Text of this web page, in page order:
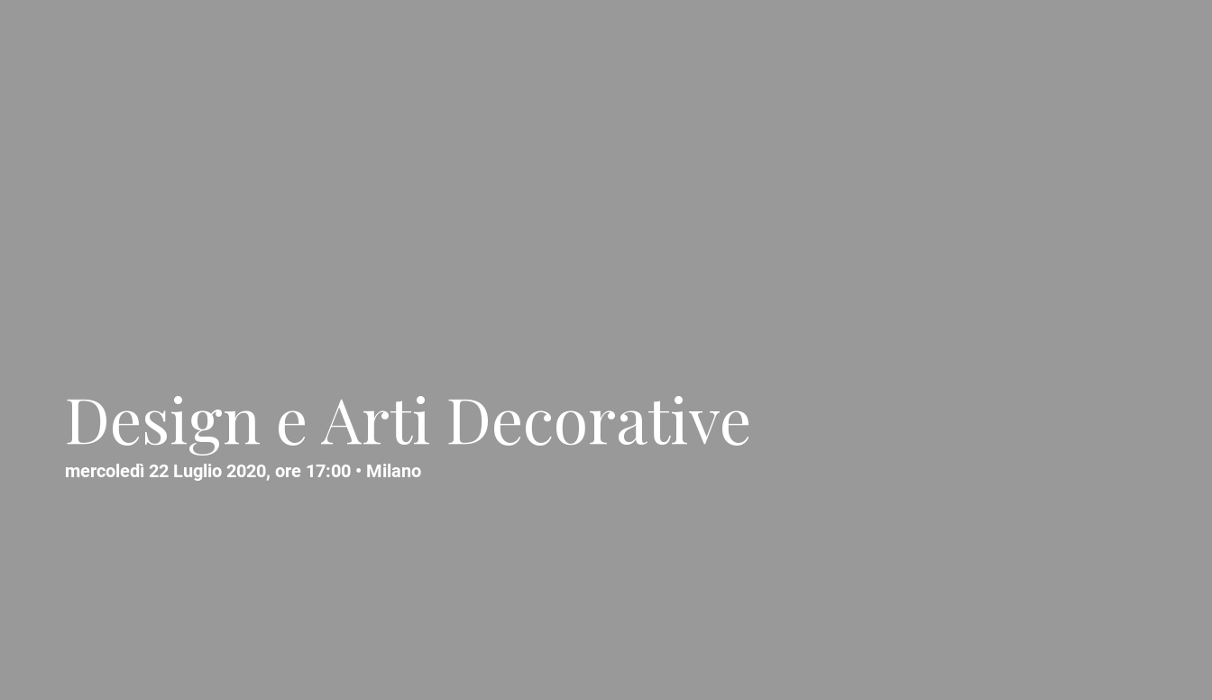
Design e Arti Decorative
mercoledì 22 Luglio 2020, ore 17:00 • Milano